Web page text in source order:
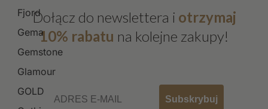
Fjord
Gema
Gemstone
Glamour
GOLD
Dołącz do newslettera i otrzymaj
10% rabatu na kolejne zakupy!
Subskrybuj